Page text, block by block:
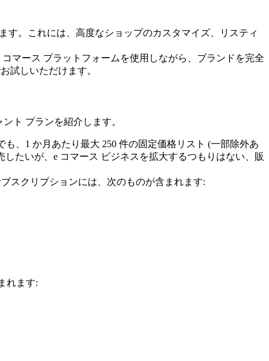
す。これには、高度なショップのカスタマイズ、リスティ
マース プラットフォームを使用しながら、ブランドを完全
試しいただけます。
ト プランを紹介します。
、1 か月あたり最大 250 件の固定価格リスト (一部除外あ
たいが、e コマース ビジネスを拡大するつもりはない、販
スクリプションには、次のものが含まれます:
れます: